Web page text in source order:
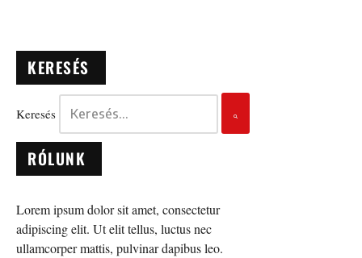
KERESÉS
Keresés
RÓLUNK
Lorem ipsum dolor sit amet, consectetur
adipiscing elit. Ut elit tellus, luctus nec
ullamcorper mattis, pulvinar dapibus leo.